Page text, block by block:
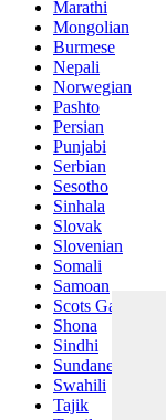
Marathi
Mongolian
Burmese
Nepali
Norwegian
Pashto
Persian
Punjabi
Serbian
Sesotho
Sinhala
Slovak
Slovenian
Somali
Samoan
Scots Gaelic
Shona
Sindhi
Sundanese
Swahili
Tajik